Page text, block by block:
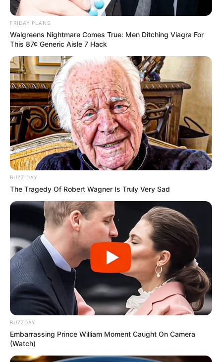
rendőrként is jelentős szerepet vállalt a magyar
közbiztonság és határrendészet munkájában.
FRIDAY PLANS
Walgreens Nightmare Comes True: Men Ditching Viagra For
This 87¢ Generic Aisle 7 Hack
BUZZ DAY
The Tragedy Of Robert Wagner Is Truly Very Sad
BUZZDAY
Embarrassing Prince William Moment Caught On Camera
(Watch)